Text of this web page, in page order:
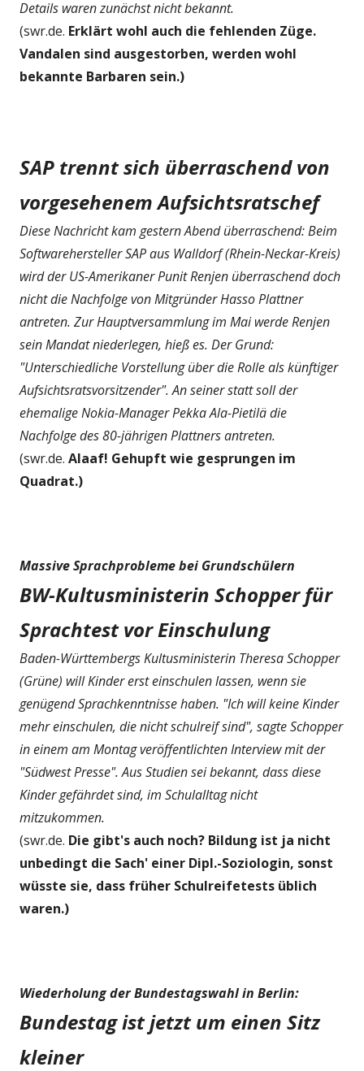
Details waren zunächst nicht bekannt.
(swr.de. Erklärt wohl auch die fehlenden Züge.
Vandalen sind ausgestorben, werden wohl
bekannte Barbaren sein.)
SAP trennt sich überraschend von
vorgesehenem Aufsichtsratschef
Diese Nachricht kam gestern Abend überraschend: Beim
Softwarehersteller SAP aus Walldorf (Rhein-Neckar-Kreis)
wird der US-Amerikaner Punit Renjen überraschend doch
nicht die Nachfolge von Mitgründer Hasso Plattner
antreten. Zur Hauptversammlung im Mai werde Renjen
sein Mandat niederlegen, hieß es. Der Grund:
"Unterschiedliche Vorstellung über die Rolle als künftiger
Aufsichtsratsvorsitzender". An seiner statt soll der
ehemalige Nokia-Manager Pekka Ala-Pietilä die
Nachfolge des 80-jährigen Plattners antreten.
(swr.de. Alaaf! Gehupft wie gesprungen im
Quadrat.)
Massive Sprachprobleme bei Grundschülern
BW-Kultusministerin Schopper für
Sprachtest vor Einschulung
Baden-Württembergs Kultusministerin Theresa Schopper
(Grüne) will Kinder erst einschulen lassen, wenn sie
genügend Sprachkenntnisse haben. "Ich will keine Kinder
mehr einschulen, die nicht schulreif sind", sagte Schopper
in einem am Montag veröffentlichten Interview mit der
"Südwest Presse". Aus Studien sei bekannt, dass diese
Kinder gefährdet sind, im Schulalltag nicht
mitzukommen.
(swr.de. Die gibt's auch noch? Bildung ist ja nicht
unbedingt die Sach' einer Dipl.-Soziologin, sonst
wüsste sie, dass früher Schulreifetests üblich
waren.)
Wiederholung der Bundestagswahl in Berlin:
Bundestag ist jetzt um einen Sitz
kleiner